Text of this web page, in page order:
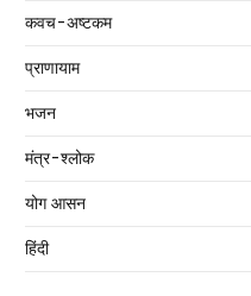
कवच-अष्टकम
प्राणायाम
भजन
मंत्र-श्लोक
योग आसन
हिंदी